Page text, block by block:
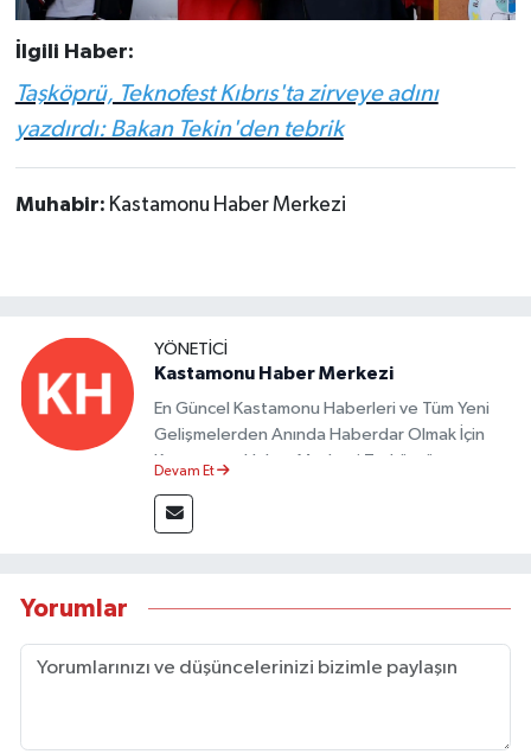
İlgili Haber:
Taşköprü, Teknofest Kıbrıs'ta zirveye adını
yazdırdı: Bakan Tekin'den tebrik
Muhabir: Kastamonu Haber Merkezi
YÖNETICI
Kastamonu Haber Merkezi
En Güncel Kastamonu Haberleri ve Tüm Yeni
Gelişmelerden Anında Haberdar Olmak İçin
Kastamonu Haber Merkezi Taşköprü
Devam Et
Yorumlar